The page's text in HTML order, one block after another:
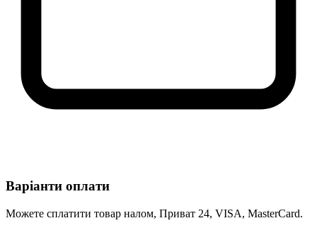
Варіанти оплати
Можете сплатити товар налом, Приват 24, VISA, MasterCard.